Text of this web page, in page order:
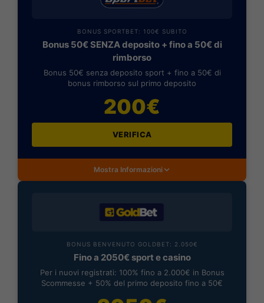
BONUS SPORTBET: 100€ SUBITO
Bonus 50€ SENZA deposito + fino a 50€ di
rimborso
Bonus 50€ senza deposito sport + fino a 50€ di
bonus rimborso sul primo deposito
200€
VERIFICA
Mostra Informazioni
BONUS BENVENUTO GOLDBET: 2.050€
Fino a 2050€ sport e casino
Per i nuovi registrati: 100% fino a 2.000€ in Bonus
Scommesse + 50% del primo deposito fino a 50€